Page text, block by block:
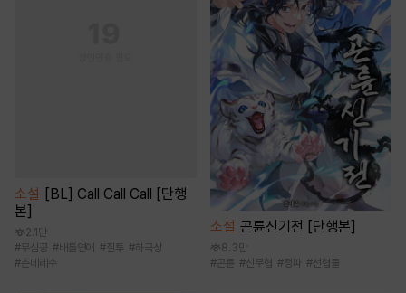
소설 [BL] Call Call Call [단행
본]
2.1만
#무심공 #배틀연애 #질투 #하극상
#츤데레수
소설 곤륜신기전 [단행본]
8.3만
#곤륜 #신무협 #정파 #선협물